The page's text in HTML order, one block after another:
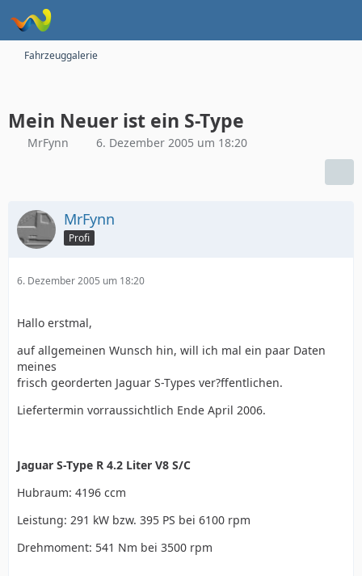
Fahrzeuggalerie
Mein Neuer ist ein S-Type
MrFynn 6. Dezember 2005 um 18:20
MrFynn
Profi
6. Dezember 2005 um 18:20
Hallo erstmal,
auf allgemeinen Wunsch hin, will ich mal ein paar Daten
meines
frisch georderten Jaguar S-Types ver?ffentlichen.
Liefertermin vorraussichtlich Ende April 2006.
Jaguar S-Type R 4.2 Liter V8 S/C
Hubraum: 4196 ccm
Leistung: 291 kW bzw. 395 PS bei 6100 rpm
Drehmoment: 541 Nm bei 3500 rpm